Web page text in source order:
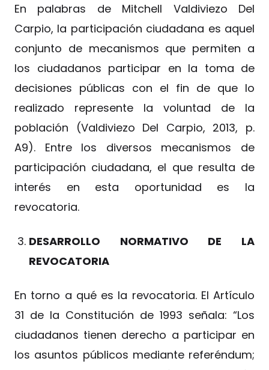
En palabras de Mitchell Valdiviezo Del
Carpio, la participación ciudadana es aquel
conjunto de mecanismos que permiten a
los ciudadanos participar en la toma de
decisiones públicas con el fin de que lo
realizado represente la voluntad de la
población (Valdiviezo Del Carpio, 2013, p.
A9). Entre los diversos mecanismos de
participación ciudadana, el que resulta de
interés en esta oportunidad es la
revocatoria.
DESARROLLO NORMATIVO DE LA
REVOCATORIA
En torno a qué es la revocatoria. El Artículo
31 de la Constitución de 1993 señala: “Los
ciudadanos tienen derecho a participar en
los asuntos públicos mediante referéndum;